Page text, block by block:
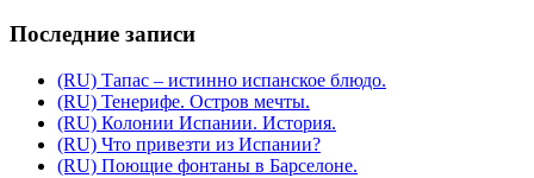
Последние записи
(RU) Тапас – истинно испанское блюдо.
(RU) Тенерифе. Остров мечты.
(RU) Колонии Испании. История.
(RU) Что привезти из Испании?
(RU) Поющие фонтаны в Барселоне.